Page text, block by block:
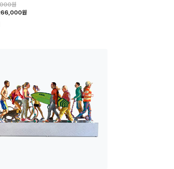
원
원